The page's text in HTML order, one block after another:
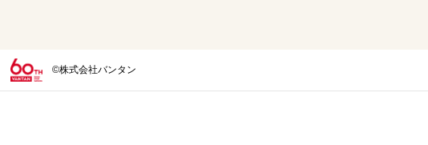
©株式会社バンタン